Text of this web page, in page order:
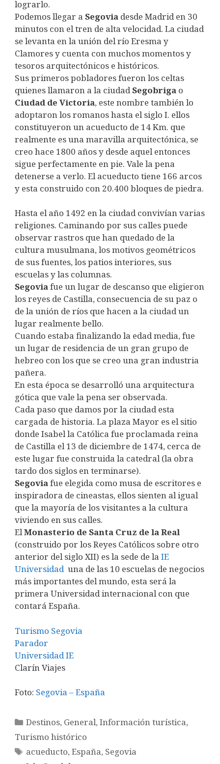
lograrlo.
Podemos llegar a Segovia desde Madrid en 30
minutos con el tren de alta velocidad. La ciudad
se levanta en la unión del río Eresma y
Clamores y cuenta con muchos momentos y
tesoros arquitectónicos e históricos.
Sus primeros pobladores fueron los celtas
quienes llamaron a la ciudad Segobriga o
Ciudad de Victoria, este nombre también lo
adoptaron los romanos hasta el siglo I. ellos
constituyeron un acueducto de 14 Km. que
realmente es una maravilla arquitectónica, se
creo hace 1800 años y desde aquel entonces
sigue perfectamente en pie. Vale la pena
detenerse a verlo. El acueducto tiene 166 arcos
y esta construido con 20.400 bloques de piedra.
Hasta el año 1492 en la ciudad convivían varias
religiones. Caminando por sus calles puede
observar rastros que han quedado de la
cultura musulmana, los motivos geométricos
de sus fuentes, los patios interiores, sus
escuelas y las columnas.
Segoviafue un lugar de descanso que eligieron
los reyes de Castilla, consecuencia de su paz o
de la unión de ríos que hacen a la ciudad un
lugar realmente bello.
Cuando estaba finalizando la edad media, fue
un lugar de residencia de un gran grupo de
hebreo con los que se creo una gran industria
pañera.
En esta época se desarrolló una arquitectura
gótica que vale la pena ser observada.
Cada paso que damos por la ciudad esta
cargada de historia. La plaza Mayor es el sitio
donde Isabel la Católica fue proclamada reina
de Castilla el 13 de diciembre de 1474, cerca de
este lugar fue construida la catedral (la obra
tardo dos siglos en terminarse).
Segoviafue elegida como musa de escritores e
inspiradora de cineastas, ellos sienten al igual
que la mayoría de los visitantes a la cultura
viviendo en sus calles.
ElMonasterio de Santa Cruz de la Real
(construido por los Reyes Católicos sobre otro
anterior del siglo XII) es la sede de la IE
Universidad una de las 10 escuelas de negocios
más importantes del mundo, esta será la
primera Universidad internacional con que
contará España.
Turismo Segovia
Parador
Universidad IE
Clarín Viajes
Foto: Segovia – España
Categorías
Destinos, General,Información turística,
Turismo histórico
Etiquetas
acueducto,España, Segovia